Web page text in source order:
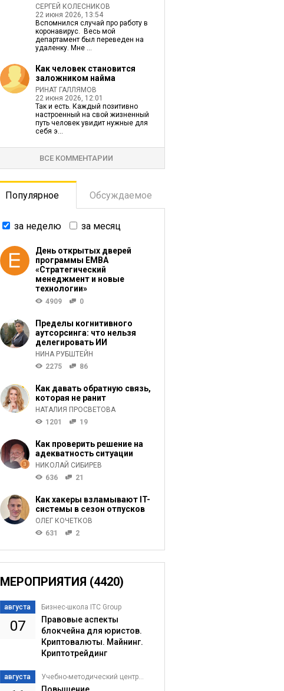
СЕРГЕЙ КОЛЕСНИКОВ
22 июня 2026, 13:54
Вспомнился случай про работу в
коронавирус. Весь мой
департамент был переведен на
удаленку. Мне ...
Как человек становится
заложником найма
РИНАТ ГАЛЛЯМОВ
22 июня 2026, 12:01
Так и есть. Каждый позитивно
настроенный на свой жизненный
путь человек увидит нужные для
себя э...
ВСЕ КОММЕНТАРИИ
Популярное Обсуждаемое
за неделю за месяц
День открытых дверей
программы ЕМВА
«Стратегический
менеджмент и новые
технологии»
4909 0
Пределы когнитивного
аутсорсинга: что нельзя
делегировать ИИ
НИНА РУБШТЕЙН
2275
86
Как давать обратную связь,
которая не ранит
НАТАЛИЯ ПРОСВЕТОВА
1201
19
Как проверить решение на
адекватность ситуации
НИКОЛАЙ СИБИРЕВ
636
21
Как хакеры взламывают IT-
системы в сезон отпусков
ОЛЕГ КОЧЕТКОВ
631
2
МЕРОПРИЯТИЯ (4420)
августа
07
Бизнес-школа ITC Group
Правовые аспекты
блокчейна для юристов.
Криптовалюты. Майнинг.
Криптотрейдинг
августа Учебно-методический центр...